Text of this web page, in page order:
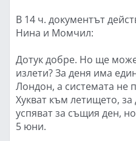
В 14 ч. документът
Нина и Момчил:
Дотук добре. Но ще
излети? За деня има
Лондон, а системата не
Хукват към летището,
успяват за същия ден,
5 юни.